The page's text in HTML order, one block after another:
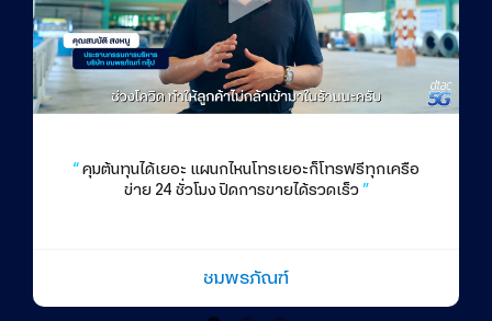
“คุมต้นทุนได้เยอะ แผนกไหนโทรเยอะก็โทรฟรีทุกเครือ
ข่าย 24 ชั่วโมง ปิดการขายได้รวดเร็ว”
ชมพรภัณฑ์